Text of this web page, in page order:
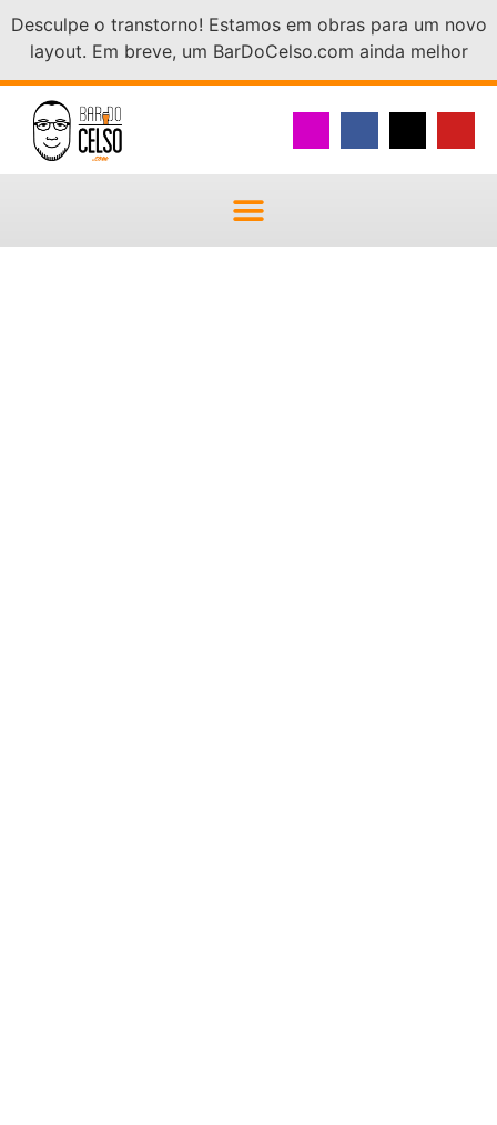
Desculpe o transtorno! Estamos em obras para um novo
layout. Em breve, um BarDoCelso.com ainda melhor